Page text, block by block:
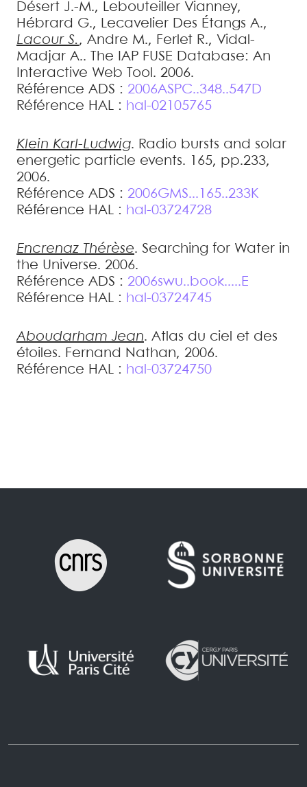
Désert J.-M., Lebouteiller Vianney,
Hébrard G., Lecavelier Des Étangs A.,
Lacour S., Andre M., Ferlet R., Vidal-
Madjar A..
The IAP FUSE Database: An
Interactive Web Tool . 2006.
Référence ADS : 2006ASPC..348..547D
Référence HAL : hal-02105765
Klein Karl-Ludwig. Radio bursts and solar
energetic particle events.
165, pp.233,
2006.
Référence ADS : 2006GMS...165..233K
Référence HAL : hal-03724728
Encrenaz Thérèse. Searching for Water in
the Universe. 2006.
Référence ADS : 2006swu..book.....E
Référence HAL : hal-03724745
Aboudarham Jean. Atlas du ciel et des
étoiles. Fernand Nathan, 2006.
Référence HAL : hal-03724750